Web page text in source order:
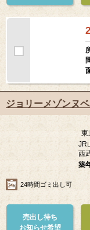
売出し待ち
お知らせ希望
ジョリーメゾンヌベ
東
JR